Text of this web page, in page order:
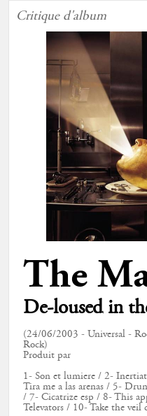
Critique d'album
The
De-loused in
(24/06/2003 - Universal -
Rock)
Produit par
1- Son et lumiere / 2-
Tira me a las arenas / 5-
/ 7- Cicatrize esp / 8- This
Televators / 10- Take the veil